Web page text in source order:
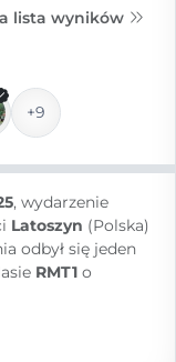
lista wyników
+9
, wydarzenie
Latoszyn (Polska)
odbył się jeden
RMT1 o